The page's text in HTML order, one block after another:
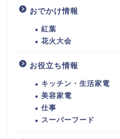
おでかけ情報
紅葉
花火大会
お役立ち情報
キッチン・生活家電
美容家電
仕事
スーパーフード